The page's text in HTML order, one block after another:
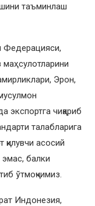
таъминлаш
Федерацияси,
Эрон,
экспортга чиқариб
талабларига
асосий
балки
ўтмоқчимиз.
Индонезия,